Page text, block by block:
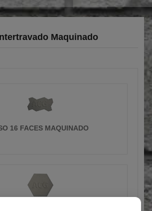
Maquinado
16 FACES MAQUINADO